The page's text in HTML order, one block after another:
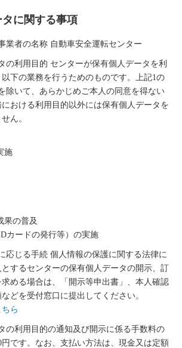
に関する事項
業者の名称 自動車安全運転センター
の利用目的 センターが保有個人データを利
下の業務を行うためのものです。上記1の
除いて、あらかじめご本人の同意を得ない
おける利用目的以外には保有個人データを
ん。
施
果の普及
カードの発行等）の実施
応じる手続 個人情報の保護に関する法律に
するセンターの保有個人データの開示、訂
める場合は、「開示等申出書」、本人確認
どを受付窓口に提出してください。
ちら
の利用目的の通知及び開示に係る手数料の
です。なお、支払い方法は、現金又は定額